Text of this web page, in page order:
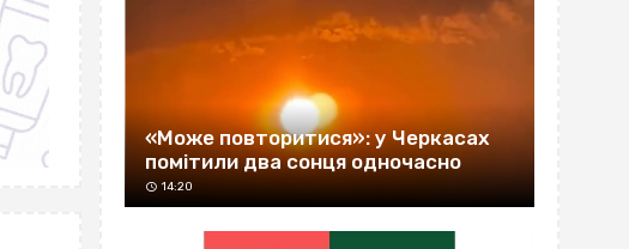
«Може повторитися»: у Черкасах
помітили два сонця одночасно
14:20